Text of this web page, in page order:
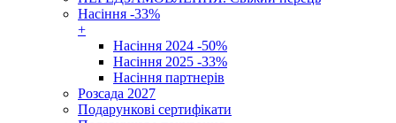
Насіння -33%
+
Насіння 2024 -50%
Насіння 2025 -33%
Насіння партнерів
Розсада 2027
Подарункові сертифікати